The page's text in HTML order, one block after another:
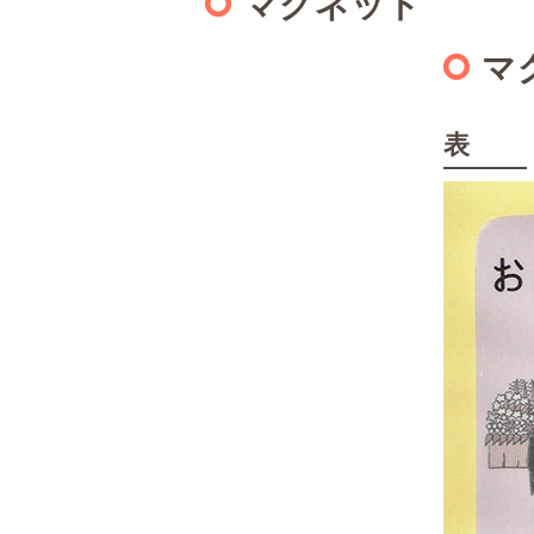
マ
表